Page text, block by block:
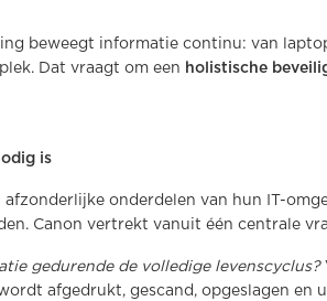
beweegt informatie continu: van
Dat vraagt om een holistische
is
onderdelen van hun IT-
Canon vertrekt vanuit één centrale
gedurende de volledige levenscyclus?
afgedrukt, gescand, opgeslagen en